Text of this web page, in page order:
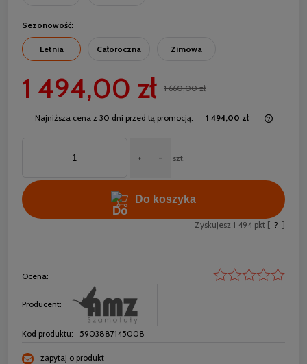
Sezonowość:
Letnia Całoroczna Zimowa
1 494,00 zł 1 660,00 zł
Najniższa cena z 30 dni przed tą promocją: 1 494,00 zł
+ - szt.
Do koszyka
Zyskujesz 1 494 pkt [ ? ]
Ocena:
Producent:
Kod produktu: 5903887145008
zapytaj o produkt